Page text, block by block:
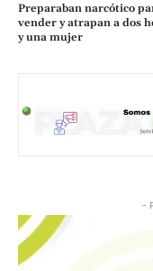
Preparaban narcótico
vender y atrapan a dos
y una mujer
-